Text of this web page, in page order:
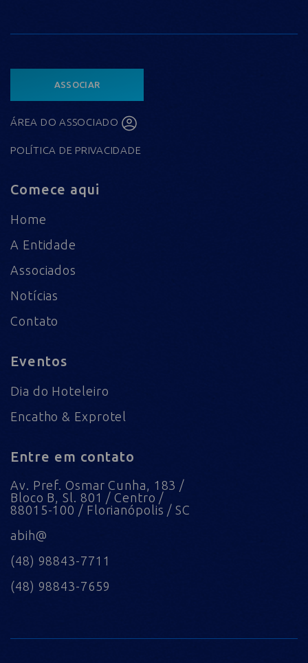
ASSOCIAR
ÁREA DO ASSOCIADO
POLÍTICA DE PRIVACIDADE
Comece aqui
Home
A Entidade
Associados
Notícias
Contato
Eventos
Dia do Hoteleiro
Encatho & Exprotel
Entre em contato
Av. Pref. Osmar Cunha, 183 /
Bloco B, Sl. 801 / Centro /
88015-100 / Florianópolis / SC
abih@
(48) 98843-7711
(48) 98843-7659